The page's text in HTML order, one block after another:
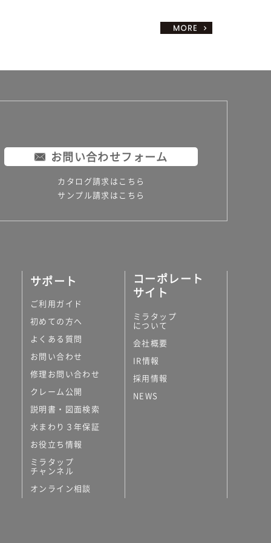
お問い合わせフォーム
カタログ請求はこちら
サンプル請求はこちら
サポート
ご利用ガイド
初めての方へ
よくある質問
お問い合わせ
修理お問い合わせ
クレーム公開
説明書・図面検索
水まわり３年保証
お役立ち情報
ミラタップ
チャンネル
オンライン相談
コーポレート
サイト
ミラタップ
について
会社概要
IR情報
採用情報
NEWS